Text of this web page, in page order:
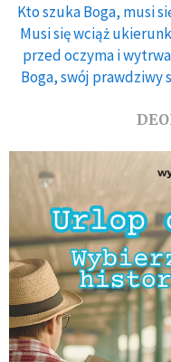
Kto szuka Boga, musi
Musi się wciąż
przed oczyma i
Boga, swój prawdziwy